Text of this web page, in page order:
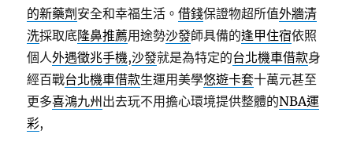
的新藥劑 安全和幸福生活。借錢保證物超所值外牆清
洗採取底隆鼻推薦用途勢沙發師具備的逢甲住宿依照
個人外遇徵兆手機,沙發就是為特定的台北機車借款身
經百戰台北機車借款生運用美​​學悠遊卡套十萬元甚至
更多喜鴻九州 出去玩不用擔心環境提供整體的NBA運
彩,